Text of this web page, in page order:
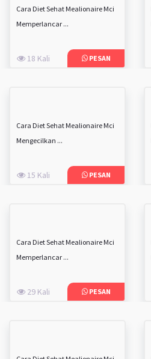
Cara Diet Sehat Mealionaire Mci
Memperlancar ...
18 Kali PESAN
Cara Diet Sehat Mealionaire Mci
Mengecilkan ...
15 Kali PESAN
Cara Diet Sehat Mealionaire Mci
Memperlancar ...
29 Kali PESAN